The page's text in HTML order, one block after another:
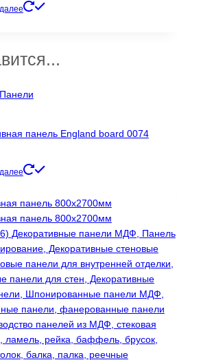
вариаций.
на
панель England board 0074
имеет
несколько
вариаций.
Опции
можно
выбрать
на
странице
товара.